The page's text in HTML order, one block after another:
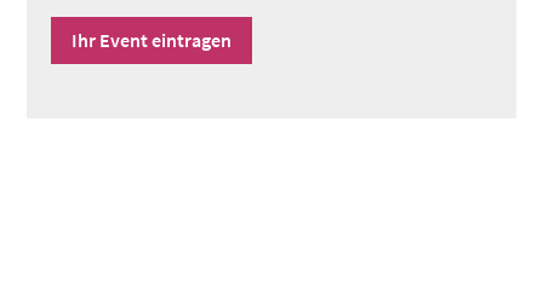
Ihr Event eintragen